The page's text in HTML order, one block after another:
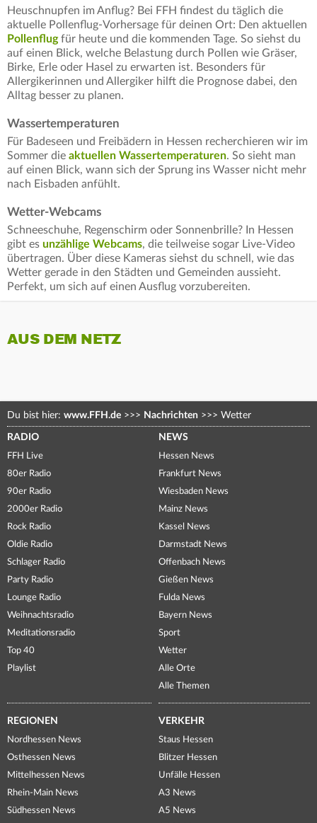
Heuschnupfen im Anflug? Bei FFH findest du täglich die
aktuelle Pollenflug-Vorhersage für deinen Ort: Den aktuellen
Pollenflugfür heute und die kommenden Tage. So siehst du
auf einen Blick, welche Belastung durch Pollen wie Gräser,
Birke, Erle oder Hasel zu erwarten ist. Besonders für
Allergikerinnen und Allergiker hilft die Prognose dabei, den
Alltag besser zu planen.
Wassertemperaturen
Für Badeseen und Freibädern in Hessen recherchieren wir im
Sommer die aktuellen Wassertemperaturen. So sieht man
auf einen Blick, wann sich der Sprung ins Wasser nicht mehr
nach Eisbaden anfühlt.
Wetter-Webcams
Schneeschuhe, Regenschirm oder Sonnenbrille? In Hessen
gibt es unzählige Webcams, die teilweise sogar Live-Video
übertragen. Über diese Kameras siehst du schnell, wie das
Wetter gerade in den Städten und Gemeinden aussieht.
Perfekt, um sich auf einen Ausflug vorzubereiten.
AUS DEM NETZ
Du bist hier: www.FFH.de >>> Nachrichten >>> Wetter
RADIO
FFH Live
80er Radio
90er Radio
2000er Radio
Rock Radio
Oldie Radio
Schlager Radio
Party Radio
Lounge Radio
Weihnachtsradio
Meditationsradio
Top 40
Playlist
NEWS
Hessen News
Frankfurt News
Wiesbaden News
Mainz News
Kassel News
Darmstadt News
Offenbach News
Gießen News
Fulda News
Bayern News
Sport
Wetter
Alle Orte
Alle Themen
REGIONEN
Nordhessen News
Osthessen News
Mittelhessen News
Rhein-Main News
Südhessen News
VERKEHR
Staus Hessen
Blitzer Hessen
Unfälle Hessen
A3 News
A5 News